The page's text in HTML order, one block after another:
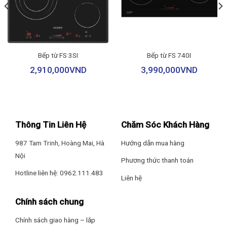
– Có hẹn giờ
– Chức năng giữ ấm
Tính năng an toàn: Tự tắt khi để quên
– Tự ngắt khi bếp nóng quá tải
– Tính năng dừng bếp tạm thời
– Cảnh báo mặt bếp nóng
– Tự ngắt khi không có nồi
– Khóa bảng điều khiển
Công suất vùng nấu độc lập 2000W, chức năng Booster tối đa
công suất lên đến 3000W để bạn nấu nướng nhanh hơn, tối ưu
cho những giờ bận rộn.
Bếp từ FS 3SI
2,910,000VND
Bếp từ FS 740I
3,990,000VND
Thông Tin Liên Hệ
987 Tam Trinh, Hoàng Mai, Hà
Nội
Hotline liên hệ: 0962.111.483
Chăm Sóc Khách Hàng
Hướng dẫn mua hàng
Phương thức thanh toán
Liên hệ
Chính sách chung
Chính sách giao hàng – lắp